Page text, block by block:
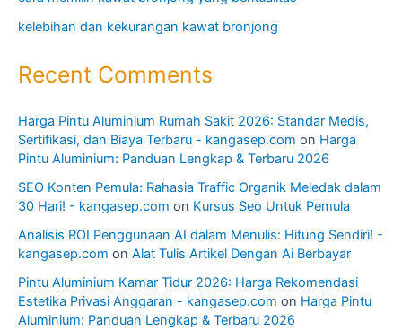
kelebihan dan kekurangan kawat bronjong
Recent Comments
Harga Pintu Aluminium Rumah Sakit 2026: Standar Medis,
Sertifikasi, dan Biaya Terbaru - kangasep.com on Harga
Pintu Aluminium: Panduan Lengkap & Terbaru 2026
SEO Konten Pemula: Rahasia Traffic Organik Meledak dalam
30 Hari! - kangasep.com on Kursus Seo Untuk Pemula
Analisis ROI Penggunaan AI dalam Menulis: Hitung Sendiri! -
kangasep.com on Alat Tulis Artikel Dengan Ai Berbayar
Pintu Aluminium Kamar Tidur 2026: Harga Rekomendasi
Estetika Privasi Anggaran - kangasep.com on Harga Pintu
Aluminium: Panduan Lengkap & Terbaru 2026